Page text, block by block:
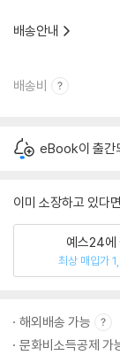
배송안내
배송비
eBook이 출간
이미 소장하고 있다
예스24에
최상 매입가
해외배송 가능
문화비소득공제 가